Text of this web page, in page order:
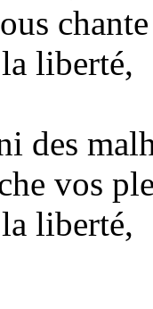
liberté,
des
vos
liberté,